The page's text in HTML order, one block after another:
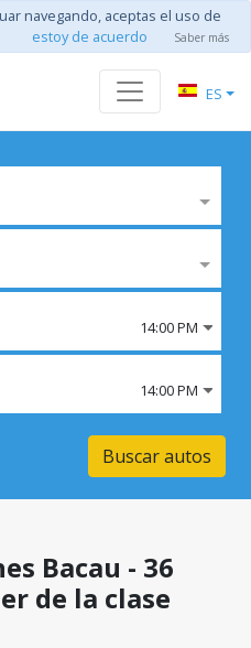
navegando, aceptas el uso de
estoy de acuerdo Saber más
ES
14:00 PM
14:00 PM
Buscar autos
Bacau - 36
de la clase